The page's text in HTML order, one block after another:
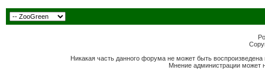
Никакая часть данного форума не может быть
Мнение администрации может